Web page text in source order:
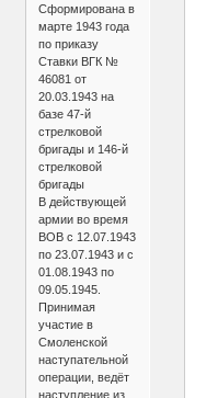
Сформирована в
марте 1943 года
по приказу
Ставки ВГК №
46081 от
20.03.1943 на
базе 47-й
стрелковой
бригады и 146-й
стрелковой
бригады
В действующей
армии во время
ВОВ с 12.07.1943
по 23.07.1943 и с
01.08.1943 по
09.05.1945.
Принимая
участие в
Смоленской
наступательной
операции, ведёт
наступление из